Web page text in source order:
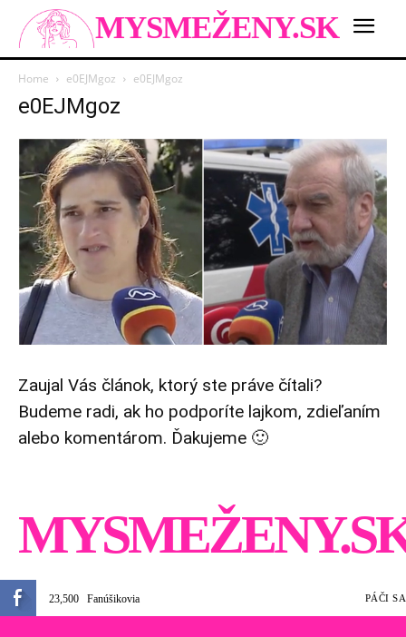
MYSMEŽENY.SK
Home e0EJMgoz e0EJMgoz
e0EJMgoz
Zaujal Vás článok, ktorý ste práve čítali?
Budeme radi, ak ho podporíte lajkom, zdieľaním
alebo komentárom. Ďakujeme 🙂
23,500 Fanúšikovia PÁČI SA